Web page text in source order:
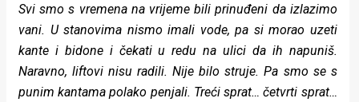
Svi smo s vremena na vrijeme bili prinuđeni da izlazimo
vani. U stanovima nismo imali vode, pa si morao uzeti
kante i bidone i čekati u redu na ulici da ih napuniš.
Naravno, liftovi nisu radili. Nije bilo struje. Pa smo se s
punim kantama polako penjali. Treći sprat… četvrti sprat…